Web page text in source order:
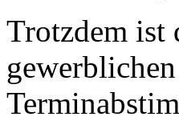
Trotzdem ist